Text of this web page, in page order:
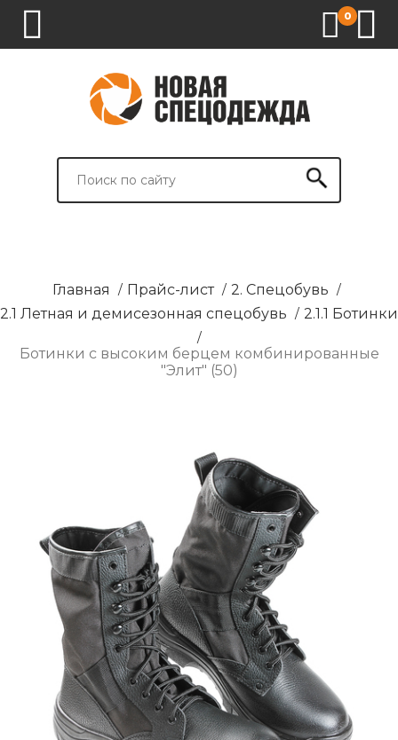
0
СПЕЦОДЕЖДА
СПЕЦОБУВЬ
СРЕДСТВА
ВСПОМОГАТЕЛЬНЫЕ
БРЕНДИРОВАНИЕ
Главная / Прайс-лист / 2. Спецобувь /
2.1 Летная и демисезонная спецобувь / 2.1.1 Ботинки
/
Ботинки с высоким берцем комбинированные
"Элит" (50)